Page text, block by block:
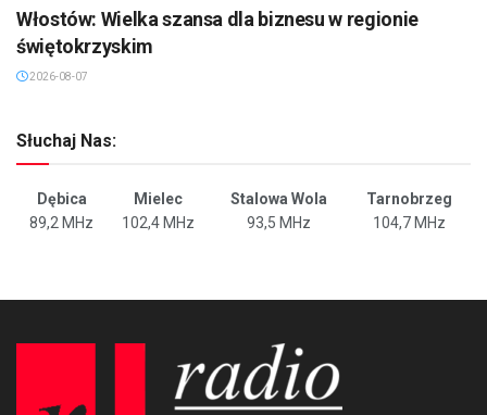
Włostów: Wielka szansa dla biznesu w regionie
świętokrzyskim
2026-08-07
Słuchaj Nas:
Dębica Mielec Stalowa Wola
Tarnobrzeg
89,2 MHz
102,4 MHz 93,5 MHz 104,7 MHz